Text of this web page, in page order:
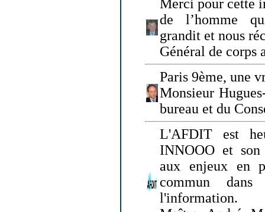
Merci pour cette
de l’homme
grandit et nous
Général de corps
Paris 9ème, une
Monsieur
bureau et du
L'AFDIT est
INNOOO et
aux enjeux en
commun
l'information.